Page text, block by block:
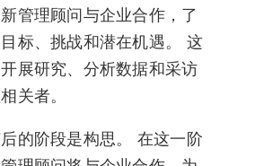
管理顾问与企业合作，了
标、挑战和潜在机遇。 这
展研究、分析数据和采访
关者。
的阶段是构思。 在这一阶